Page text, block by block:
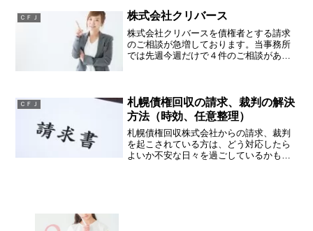
所に下記のタイトルの書類が届くことが
あります。・債権譲渡通...
ＣＦＪ 株式会社クリバース
株式会社クリバースを債権者とする請求
のご相談が急増しております。当事務所
では先週今週だけで４件のご相談があり
スという会社は、自ら貸付...
ＣＦＪ
札幌債権回収の請求、裁判の解決
方法（時効、任意整理）
札幌債権回収株式会社からの請求、裁判
を起こされている方は、どう対応したら
よいか不安な日々を過ごしているかもし